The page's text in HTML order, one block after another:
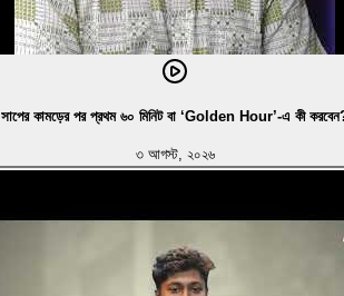
সাপের কামড়ের পর প্রথম ৬০ মিনিট বা ‘Golden Hour’-এ কী
৩ আগস্ট, ২০২৬